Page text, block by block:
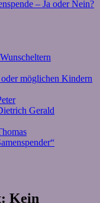
– Ja oder Nein?
möglichen Kindern
Gerald
Kein